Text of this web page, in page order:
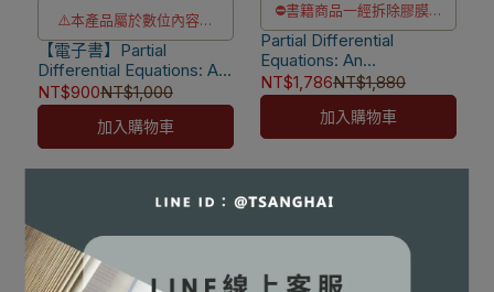
⚠️本產品屬於數位內容服
務，一經購買不提供退貨與
退款
⚠️電子書產品僅限台灣境內
使用，海外IP無法註冊成功
【電子書】Partial
Differential Equations: An
Introduction 2/e [Strauss]
NT$900NT$1,000
加入購物車
⛔書籍商品一經拆除膠膜，
除非瑕疵換書不提供退貨與
退款
✅訂購數量5本以上另有優
惠，請洽LINE客服訂購
Partial Differential
Equations: An
Introduction 2/e [Strauss]
9780470054567
NT$1,786NT$1,880
加入購物車